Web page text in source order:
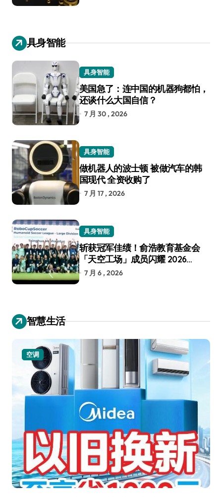
具身智能
具身智能
美国急了：连中国的机器狗都怕，
还谈什么大国自信？
7 月 30 , 2026
具身智能
做机器人的波士顿 被做汽车的韩
国现代 全资收购了
7 月 17 , 2026
具身智能
斩获冠军佳绩！俞浩教育基金会
「天空工场」成员闪耀 2026
RoboCup 机器人世界杯
7 月 6 , 2026
智慧生活
空调